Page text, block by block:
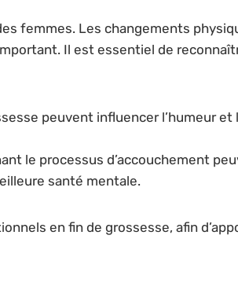
femmes. Les changements
Il est essentiel de
peuvent influencer l’humeur
le processus d’accouchement
santé mentale.
en fin de grossesse, afin